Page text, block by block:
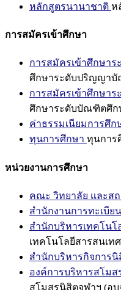
หลักสูตรนานาชาติ ห
การสมัครเข้าศึกษา
การสมัครเข้าศึกษา
ศึกษาระดับปริญญา
การสมัครเข้าศึกษา
ศึกษาระดับบัณฑิตศึก
ค่าธรรมเนียมการศึก
ทุนการศึกษา ทุนการ
หน่วยงานการศึกษา
คณะ วิทยาลัย และส
สำนักงานการทะเบียน
สำนักบริหารเทคโนโ
เทคโนโลยีสารสนเทศ
สำนักบริหารกิจการนิ
องค์การบริหารสโมส
สโมสรนิสิตจุฬาฯ (อบ